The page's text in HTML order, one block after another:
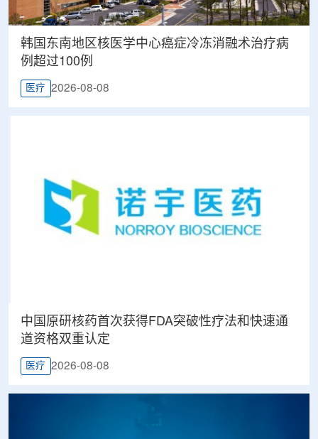
韩国东南地区核医学中心癌症冷冻消融术治疗病
例超过100例
医疗 2026-08-08
中国原研核药首次获得FDA突破性疗法和快速通
道资格双重认定
医疗 2026-08-08